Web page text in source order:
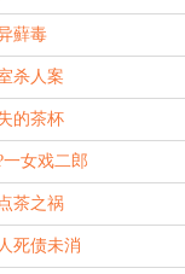
蘚毒
杀人案
的茶杯
女戏二郎
茶之祸
死债未消